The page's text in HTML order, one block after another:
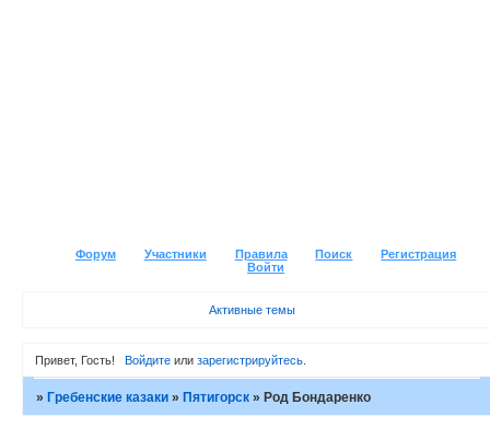
Форум Участники Правила Поиск
Регистрация
Войти
Активные темы
Привет, Гость! Войдитеили зарегистрируйтесь.
»Гребенские казаки »Пятигорск »Род Бондаренко